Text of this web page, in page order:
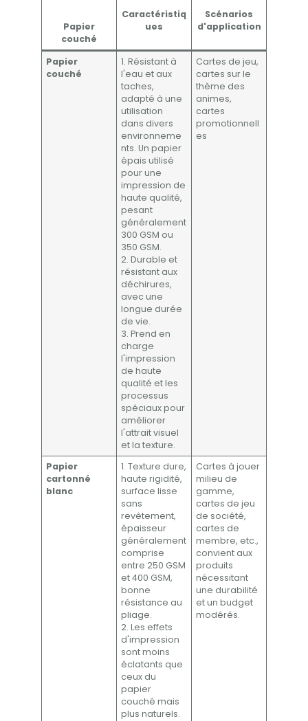
Papier
couché
Caractéristiq
ues
Scénarios
d'application
Papier
couché
1. Résistant à
l'eau et aux
taches,
adapté à une
utilisation
dans divers
environneme
nts. Un papier
épais utilisé
pour une
impression de
haute qualité,
pesant
généralement
300 GSM ou
350 GSM.
2. Durable et
résistant aux
déchirures,
avec une
longue durée
de vie.
3. Prend en
charge
l'impression
de haute
qualité et les
processus
spéciaux pour
améliorer
l'attrait visuel
et la texture.
Cartes de jeu,
cartes sur le
thème des
animes,
cartes
promotionnell
es
Papier
cartonné
blanc
1. Texture dure,
haute rigidité,
surface lisse
sans
revêtement,
épaisseur
généralement
comprise
entre 250 GSM
et 400 GSM,
bonne
résistance au
pliage.
2. Les effets
d'impression
sont moins
éclatants que
ceux du
papier
couché mais
plus naturels.
Cartes à jouer
milieu de
gamme,
cartes de jeu
de société,
cartes de
membre, etc.,
convient aux
produits
nécessitant
une durabilité
et un budget
modérés.